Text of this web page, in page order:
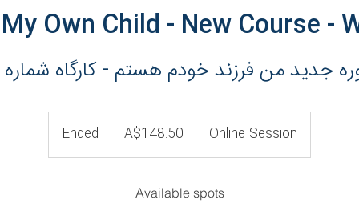
Own Child - New Course -
جدید من فرزند خودم هستم - کارگاه شماره
Ended
n
Australian
dollarsA$148.50 Online Session
Available spots